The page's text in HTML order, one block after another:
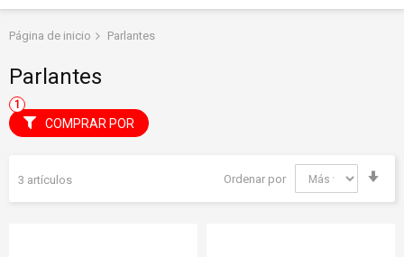
Página de inicio Parlantes
Parlantes
3 artículos Ordenar por
COMPRAR POR